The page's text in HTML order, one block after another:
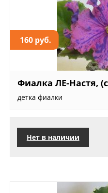
160 руб.
Фиалка ЛЕ-Настя,
детка фиалки
Нет в наличии